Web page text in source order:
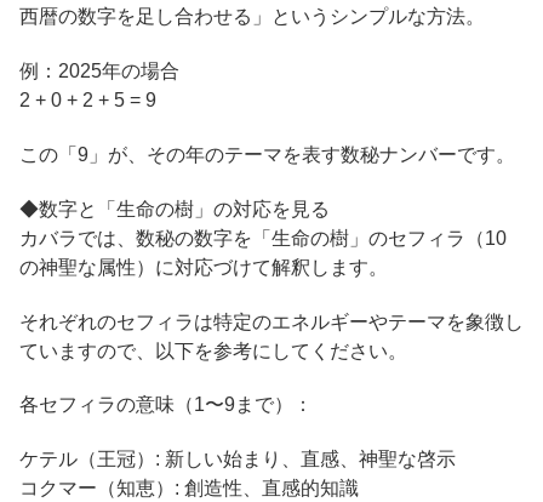
西暦の数字を足し合わせる」というシンプルな方法。
例：2025年の場合
2 + 0 + 2 + 5 = 9
この「9」が、その年のテーマを表す数秘ナンバーです。
◆数字と「生命の樹」の対応を見る
カバラでは、数秘の数字を「生命の樹」のセフィラ（10
の神聖な属性）に対応づけて解釈します。
それぞれのセフィラは特定のエネルギーやテーマを象徴し
ていますので、以下を参考にしてください。
各セフィラの意味（1〜9まで）：
ケテル（王冠）: 新しい始まり、直感、神聖な啓示
コクマー（知恵）: 創造性、直感的知識